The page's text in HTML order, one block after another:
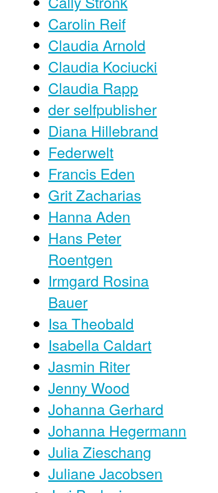
Carolin Reif
Claudia Arnold
Claudia Kociucki
Claudia Rapp
der selfpublisher
Diana Hillebrand
Federwelt
Francis Eden
Grit Zacharias
Hanna Aden
Hans Peter
Roentgen
Irmgard Rosina
Bauer
Isa Theobald
Isabella Caldart
Jasmin Riter
Jenny Wood
Johanna Gerhard
Johanna Hegermann
Julia Zieschang
Juliane Jacobsen